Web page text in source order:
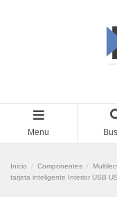
Menu
Inicio Componentes
tarjeta inteligente Interior USB